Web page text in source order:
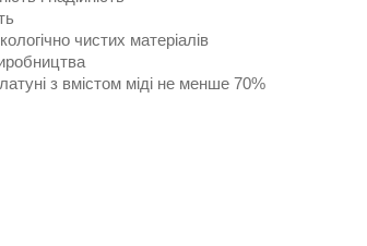
чистих матеріалів
з вмістом міді не менше 70%